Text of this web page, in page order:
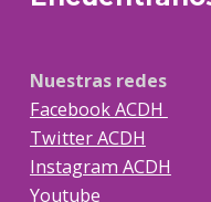
Nuestras redes
Facebook ACDH
Twitter ACDH
Instagram ACDH
Youtube